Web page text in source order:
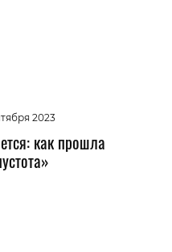
2023
как прошла